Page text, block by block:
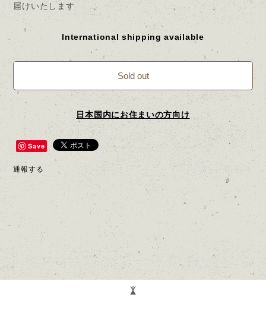
届けいたします
International shipping available
Sold out
日本国内にお住まいの方向け
Save
通報する